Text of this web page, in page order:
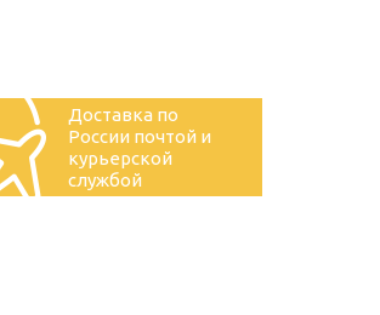
Доставка по
России почтой и
курьерской
службой